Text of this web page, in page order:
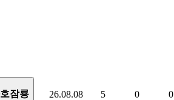
잠룡 26.08.08 5 0 0